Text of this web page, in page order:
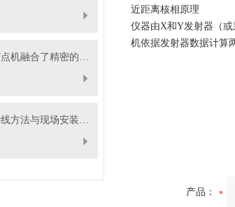
硬质冲头标距打点机融合了精密的机械传动与弹性冲击技术
交直流电压表接线方法与现场安装实操教程
近距离核相原理
仪器由X和Y发射器（
机依据发射器数据计算
产品：